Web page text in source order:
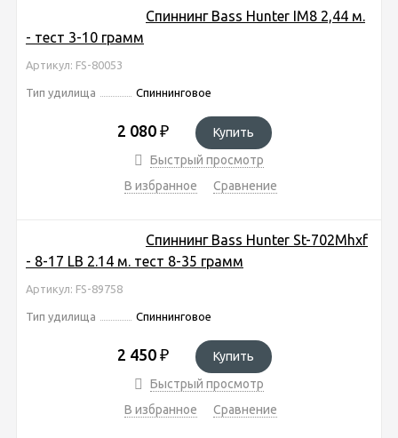
Спиннинг Bass Hunter IM8 2,44 м.
- тест 3-10 грамм
Артикул: FS-80053
Тип удилища Спиннинговое
2 080 ₽
Купить
Быстрый просмотр
В избранное
Сравнение
Спиннинг Bass Hunter St-702Mhxf
- 8-17 LB 2.14 м. тест 8-35 грамм
Артикул: FS-89758
Тип удилища Спиннинговое
2 450 ₽
Купить
Быстрый просмотр
В избранное
Сравнение